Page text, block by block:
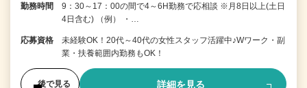
勤務時間
9：30～17：00の間で4～6H勤務で応相談 ※月8日以上(土日
4日含む) （例） ・…
応募資格
未経験OK！20代～40代の女性スタッフ活躍中♪Wワーク・副
業・扶養範囲内勤務もOK！
後で見る 詳細を見る